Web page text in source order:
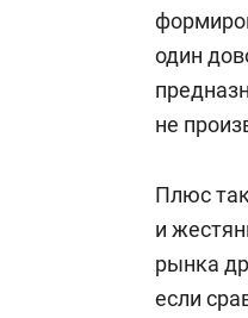
один
не
Плюс
и
рынка
если